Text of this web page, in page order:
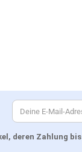
deren Zahlung